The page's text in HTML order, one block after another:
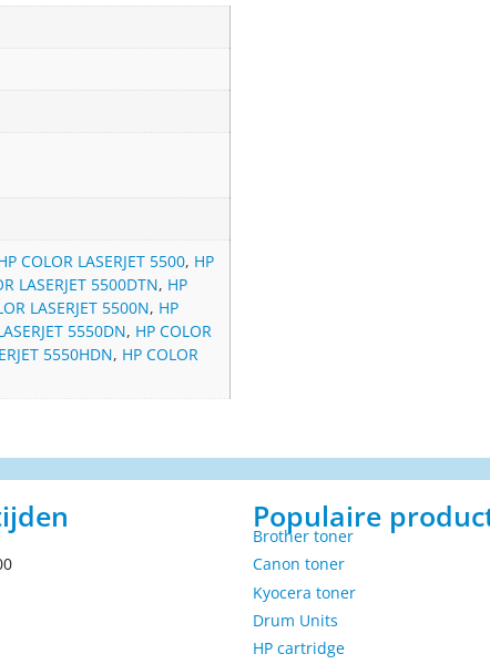
COLOR LASERJET 5500, HP
LASERJET 5500DTN, HP
LASERJET 5500N, HP
5550DN, HP COLOR
5550HDN, HP COLOR
Populaire
Brother toner
Canon toner
Kyocera toner
Drum Units
HP cartridge